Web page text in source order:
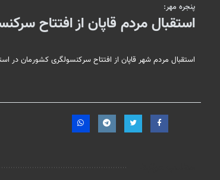
پنجره مهر:
استقبال مردم قاپان از افتتاح
استقبال مردم شهر قاپان از افتتاح سرکنسولگری کشورمان در